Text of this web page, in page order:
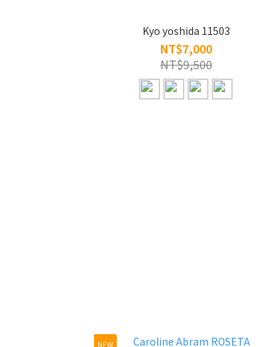
Kyo yoshida 11503
NT$7,000
NT$9,500
NEW